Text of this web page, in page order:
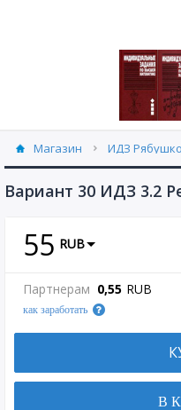
Магазин ИДЗ
Вариант 30 ИДЗ 3.2
55 RUB
Партнерам 0,55 RUB
как заработать
В